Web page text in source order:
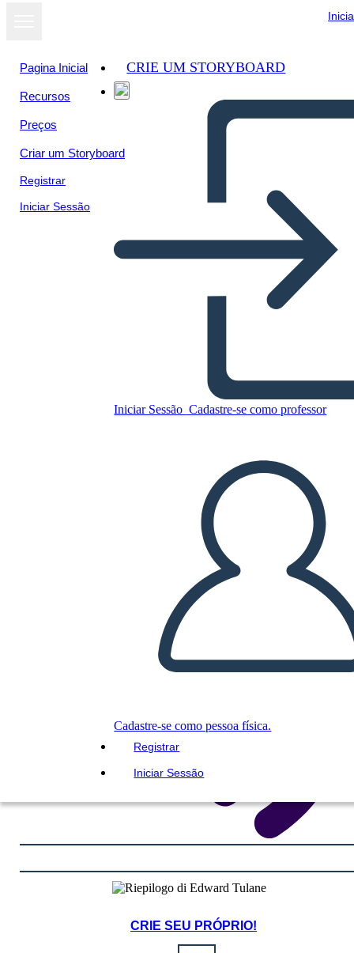
Pagina Inicial
Recursos
Preços
Criar um Storyboard
Registrar
Iniciar Sessão
CRIE UM STORYBOARD
Iniciar Sessão Cadastre-se como professor
Cadastre-se como pessoa física.
Registrar
Iniciar Sessão
Copie este storyboard
REPRODUZIR APRESENTAÇÃO DE SLIDES
LEIA PRA MIM
CRIE SEU PRÓPRIO!